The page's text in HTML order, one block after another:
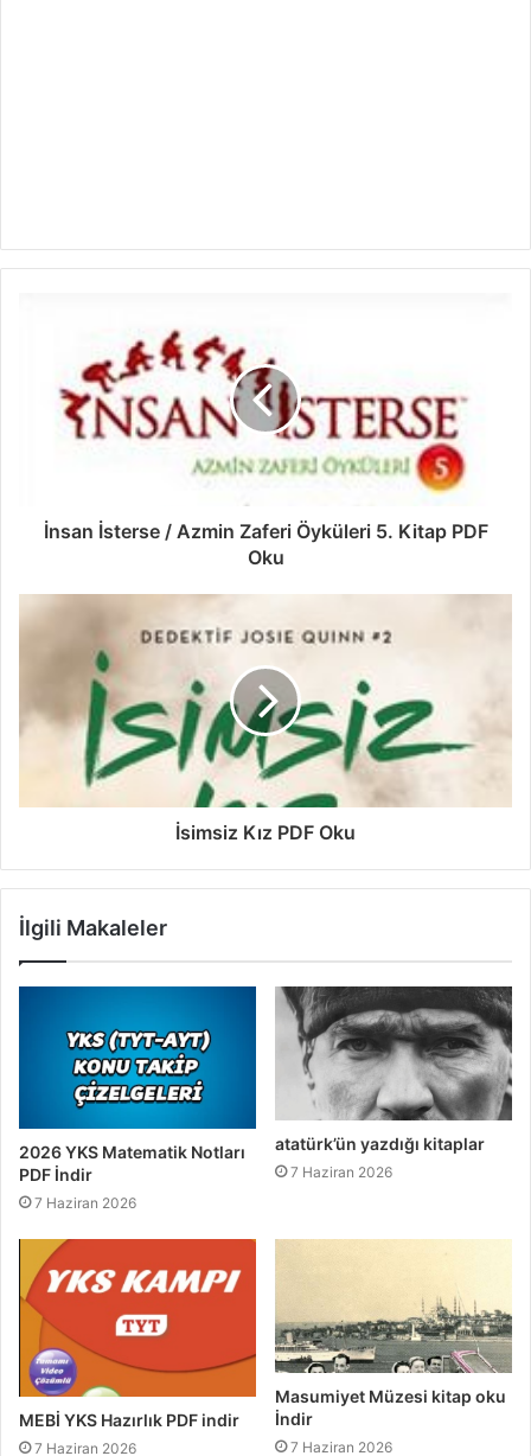
İnsan İsterse / Azmin Zaferi Öyküleri 5. Kitap PDF
Oku
İsimsiz Kız PDF Oku
İlgili Makaleler
2026 YKS Matematik Notları
PDF İndir
7 Haziran 2026
atatürk’ün yazdığı kitaplar
7 Haziran 2026
MEBİ YKS Hazırlık PDF indir
7 Haziran 2026
Masumiyet Müzesi kitap oku
İndir
7 Haziran 2026